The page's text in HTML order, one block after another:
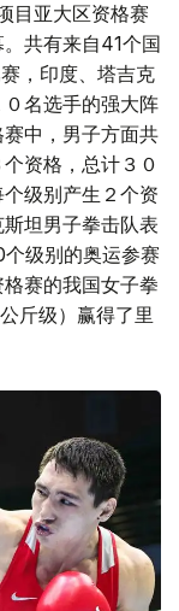
目亚大区资格赛
共有来自41个国
，印度、塔吉克
名选手的强大阵
中，男子方面共
资格，总计３０
级别产生２个资
坦男子拳击队表
级别的奥运参赛
赛的我国女子拳
斤级）赢得了里